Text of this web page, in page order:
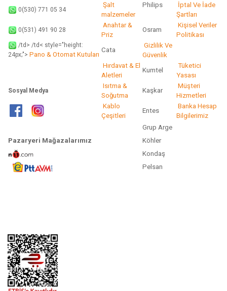
0(530) 771 05 34
Şalt
malzemeler
Philips
İptal Ve İade
Şartları
0(531) 491 90 28
Anahtar &
Priz
Osram
Kişisel Veriler
Politikası
/td> /td< style="height:
24px;"> Pano & Otomat Kutuları
Cata
Gizlilik Ve
Güvenlik
Hırdavat & El
Aletleri
Kumtel
Tüketici
Yasası
Sosyal Medya
Isıtma &
Soğutma
Kaşkar
Müşteri
Hizmetleri
Kablo
Çeşitleri
Entes
Banka Hesap
Bilgilerimiz
Grup Arge
Pazaryeri Mağazalarımız
Köhler
Kondaş
Pelsan